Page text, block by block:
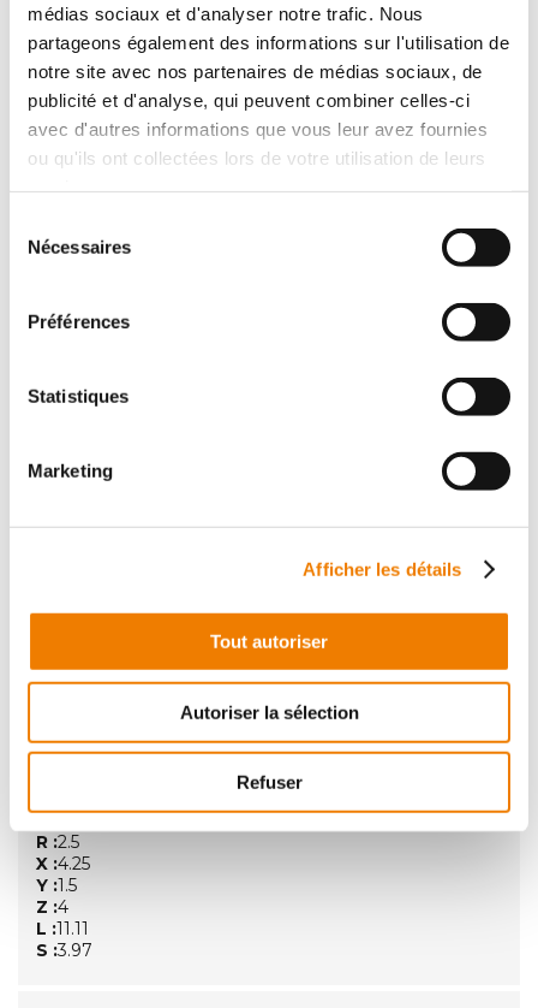
médias sociaux et d'analyser notre trafic. Nous
partageons également des informations sur l'utilisation de
notre site avec nos partenaires de médias sociaux, de
publicité et d'analyse, qui peuvent combiner celles-ci
avec d'autres informations que vous leur avez fournies
ou qu'ils ont collectées lors de votre utilisation de leurs
Nécessaires
Préférences
Statistiques
Marketing
Afficher les détails
Tout autoriser
Autoriser la sélection
Refuser
L :11.11
S :3.97
Référence :014211
Type :N9MT11T3RC20 NC40
R :2.0
L :11.11
R :2.0
X :3.75
L :11.11
R :2.5
Z :4
R :2.5
X :4.25
Y :1.5
Z :4
L :11.11
S :3.97